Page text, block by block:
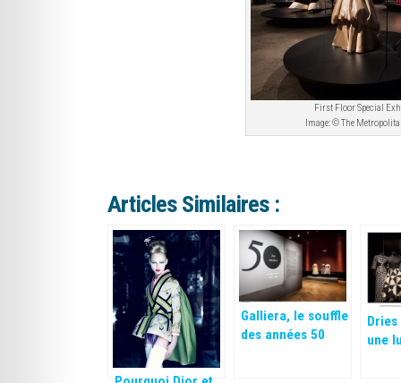
First Floor Special
Image: © The
Articles Similaires :
Galliera, le souffle
des années 50
une